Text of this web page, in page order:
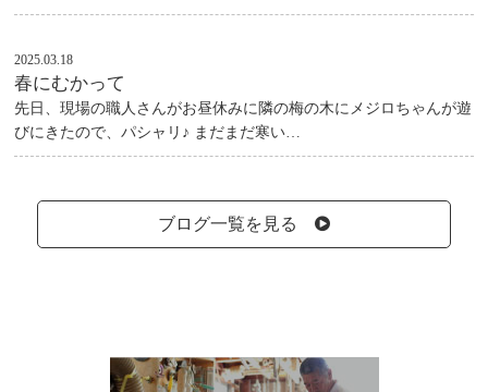
2025.03.18
春にむかって
先日、現場の職人さんがお昼休みに隣の梅の木にメジロちゃんが遊
びにきたので、パシャリ♪ まだまだ寒い…
ブログ一覧を見る